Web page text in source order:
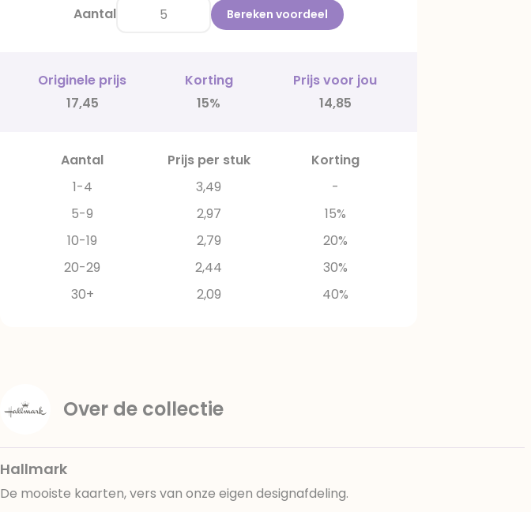
Aantal Bereken voordeel
Originele prijs Korting
Prijs voor jou
17,45
15% 14,85
Aantal Prijs per stuk
Korting
1-4
3,49
-
5-9
2,97
15%
10-19
2,79
20%
20-29
2,44
30%
30+
2,09 40%
Over de collectie
Hallmark
De mooiste kaarten, vers van onze eigen designafdeling.